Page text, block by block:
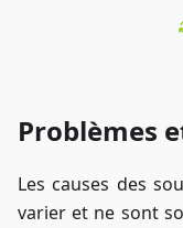
Problèmes
Les causes des
varier et ne sont